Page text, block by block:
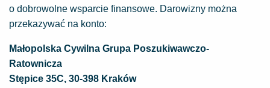
o dobrowolne wsparcie finansowe. Darowizny można
przekazywać na konto:
Małopolska Cywilna Grupa Poszukiwawczo-
Ratownicza
Stępice 35C, 30-398 Kraków